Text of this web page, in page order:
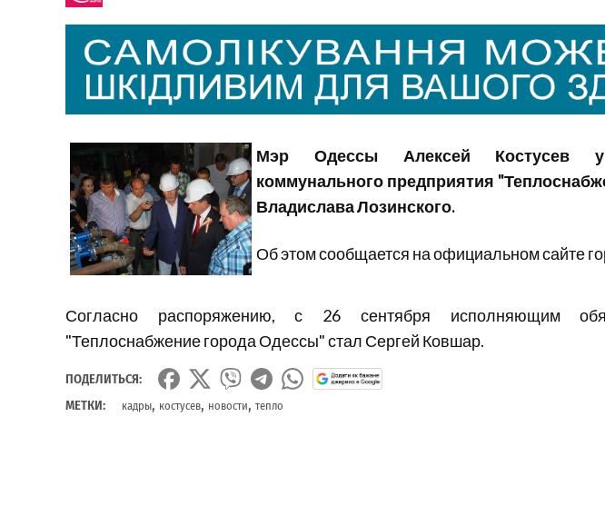
Мэр Одессы Алексей Костусев
коммунального предприятия
Владислава Лозинского.
Об этом сообщается на официальном сайте
Согласно распоряжению, с 26 сентября исполняющим
"Теплоснабжение города Одессы" стал Сергей Ковшар.
ПОДЕЛИТЬСЯ:
МЕТКИ:
кадры, костусев, новости, тепло